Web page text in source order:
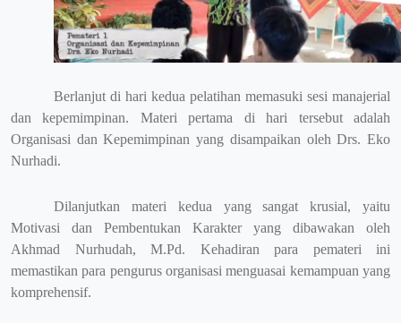
Berlanjut di hari kedua pelatihan memasuki sesi manajerial
dan kepemimpinan. Materi pertama di hari tersebut adalah
Organisasi dan Kepemimpinan yang disampaikan oleh Drs. Eko
Nurhadi.
Dilanjutkan materi kedua yang sangat krusial, yaitu
Motivasi dan Pembentukan Karakter yang dibawakan oleh
Akhmad Nurhudah, M.Pd. Kehadiran para pemateri ini
memastikan para pengurus organisasi menguasai kemampuan yang
komprehensif.